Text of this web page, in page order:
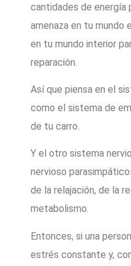
cantidades de energía
amenaza en tu mundo
en tu mundo interior
reparación.
Así que piensa en el
como el sistema de
de tu carro.
Y el otro sistema
nervioso
de la relajación, de la
metabolismo.
Entonces, si una
estrés constante y,